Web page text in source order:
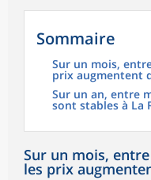
Sommaire
Sur un mois,
prix augmentent
Sur un an, entre
sont stables à La
Sur un mois,
les prix